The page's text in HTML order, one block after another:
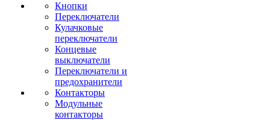
Кнопки
Переключатели
Кулачковые
переключатели
Концевые
выключатели
Переключатели и
предохранители
Контакторы
Модульные
контакторы